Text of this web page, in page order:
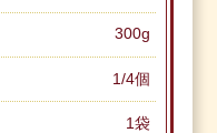
300g
1/4個
1袋